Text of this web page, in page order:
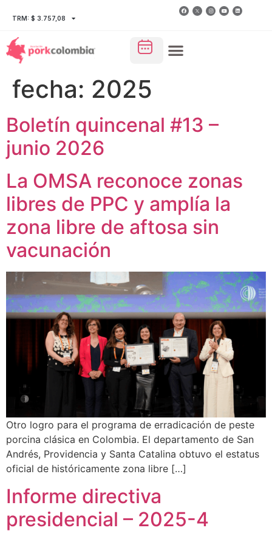
TRM: $ 3.757,08
fecha: 2025
Boletín quincenal #13 –
junio 2026
La OMSA reconoce zonas
libres de PPC y amplía la
zona libre de aftosa sin
vacunación
Otro logro para el programa de erradicación de peste
porcina clásica en Colombia. El departamento de San
Andrés, Providencia y Santa Catalina obtuvo el estatus
oficial de históricamente zona libre […]
Informe directiva
presidencial – 2025-4